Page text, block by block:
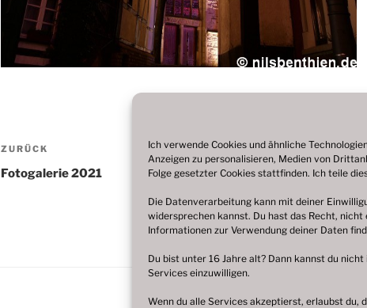
Ich verwende Cookies und ähnliche
Anzeigen zu personalisieren, Medien von
Folge gesetzter Cookies stattfinden. Ich teile
Die Datenverarbeitung kann mit deiner
widersprechen kannst. Du hast das Recht,
Informationen zur Verwendung deiner Daten
Du bist unter 16 Jahre alt? Dann kannst du
Services einzuwilligen.
Wenn du alle Services akzeptierst, erlaubst du,
Beitragsnavigation
Vorheriger
Beitrag
ZURÜCK
Fotogalerie 2021